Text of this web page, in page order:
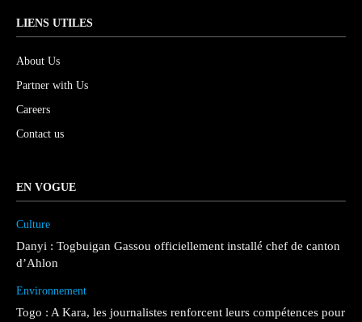
LIENS UTILES
About Us
Partner with Us
Careers
Contact us
EN VOGUE
Culture
Danyi : Togbuigan Gassou officiellement installé chef de canton
d’Ahlon
Environnement
Togo : A Kara, les journalistes renforcent leurs compétences pour